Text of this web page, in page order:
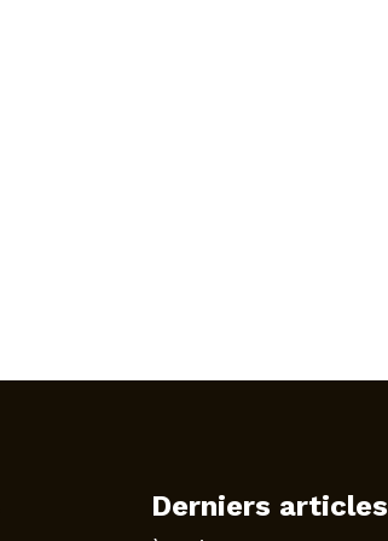
Derniers articles